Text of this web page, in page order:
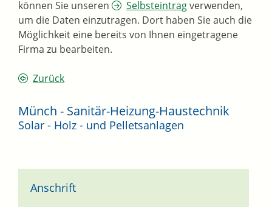
können Sie unseren
Selbsteintragverwenden,
um die Daten einzutragen. Dort haben Sie auch die
Möglichkeit eine bereits von Ihnen eingetragene
Firma zu bearbeiten.
Zurück
Münch - Sanitär-Heizung-Haustechnik
Solar - Holz - und Pelletsanlagen
Anschrift